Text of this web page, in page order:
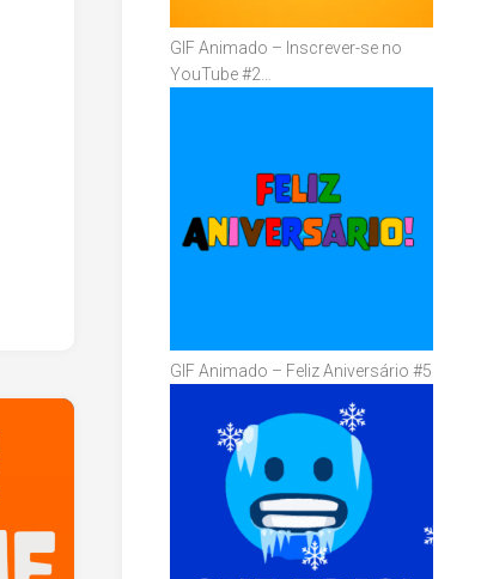
GIF Animado – Inscrever-se no
YouTube #2…
GIF Animado – Feliz Aniversário #5